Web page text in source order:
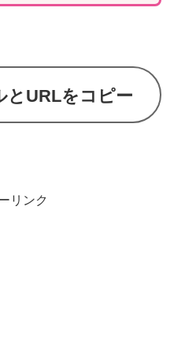
とURLをコピー
リンク